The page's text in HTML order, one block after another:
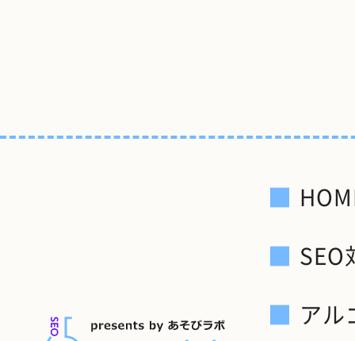
SEO
アル